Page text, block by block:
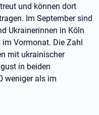
und können dort
Im September sind
Ukrainerinnen in Köln
Vormonat. Die Zahl
mit ukrainischer
in beiden
weniger als im